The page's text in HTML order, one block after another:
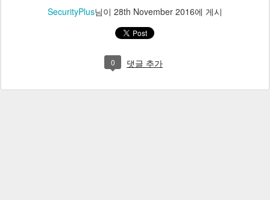
SecurityPlus님이 28th November 2016에 게시
0 댓글 추가